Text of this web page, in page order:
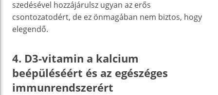
szedésével hozzájárulsz ugyan az erős
csontozatodért, de ez önmagában nem biztos, hogy
elegendő.
4. D3-vitamin a kalcium
beépüléséért és az egészéges
immunrendszerért